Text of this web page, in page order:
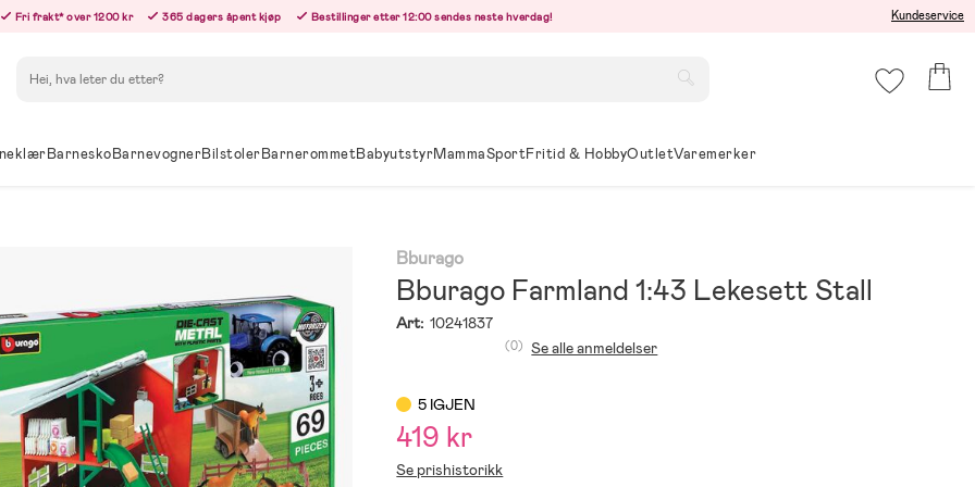
Fri frakt* over 1200 kr 365 dagers åpent kjøp Bestillinger etter 12:00 sendes neste hverdag! Kundeservice
BarneskoBarnevognerBilstolerBarnerommetBabyutstyrMammaSportFritid & HobbyOutletVaremerker
Bburago
Bburago Farmland 1:43 Lekesett Stall
Art: 10241837
(0) Se alle anmeldelser
5 IGJEN
419 kr
Se prishistorikk